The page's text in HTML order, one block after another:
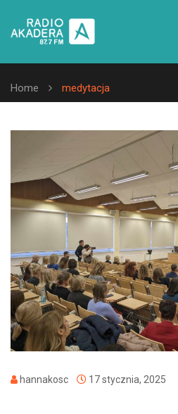
Home medytacja
hannakosc 17 stycznia, 2025